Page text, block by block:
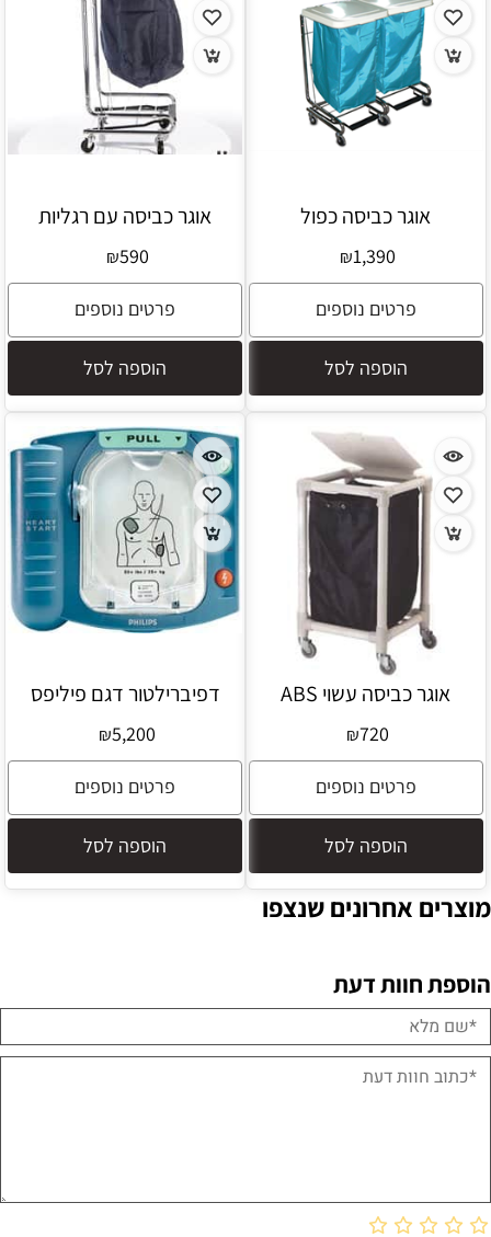
אוגר כביסה כפול
₪1,390
פרטים נוספים
הוספה לסל
אוגר כביסה עם רגליות
₪590
פרטים נוספים
הוספה לסל
אוגר כביסה עשוי ABS
₪720
פרטים נוספים
הוספה לסל
דפיברילטור דגם פיליפס
₪5,200
פרטים נוספים
הוספה לסל
מוצרים אחרונים שנצפו
הוספת חוות דעת